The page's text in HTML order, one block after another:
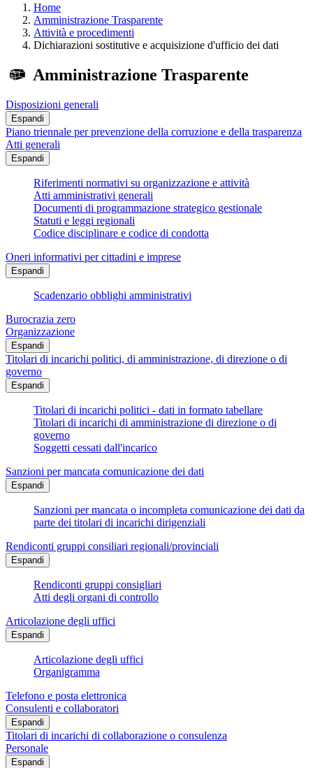
Home
Amministrazione Trasparente
Attività e procedimenti
Dichiarazioni sostitutive e acquisizione d'ufficio dei dati
Amministrazione Trasparente
Disposizioni generali
Espandi
Piano triennale per prevenzione della corruzione e della trasparenza
Atti generali
Espandi
Riferimenti normativi su organizzazione e attività
Atti amministrativi generali
Documenti di programmazione strategico gestionale
Statuti e leggi regionali
Codice disciplinare e codice di condotta
Oneri informativi per cittadini e imprese
Espandi
Scadenzario obblighi amministrativi
Burocrazia zero
Organizzazione
Espandi
Titolari di incarichi politici, di amministrazione, di direzione o di
governo
Espandi
Titolari di incarichi politici - dati in formato tabellare
Titolari di incarichi di amministrazione di direzione o di
governo
Soggetti cessati dall'incarico
Sanzioni per mancata comunicazione dei dati
Espandi
Sanzioni per mancata o incompleta comunicazione dei dati da
parte dei titolari di incarichi dirigenziali
Rendiconti gruppi consiliari regionali/provinciali
Espandi
Rendiconti gruppi consigliari
Atti degli organi di controllo
Articolazione degli uffici
Espandi
Articolazione degli uffici
Organigramma
Telefono e posta elettronica
Consulenti e collaboratori
Espandi
Titolari di incarichi di collaborazione o consulenza
Personale
Espandi